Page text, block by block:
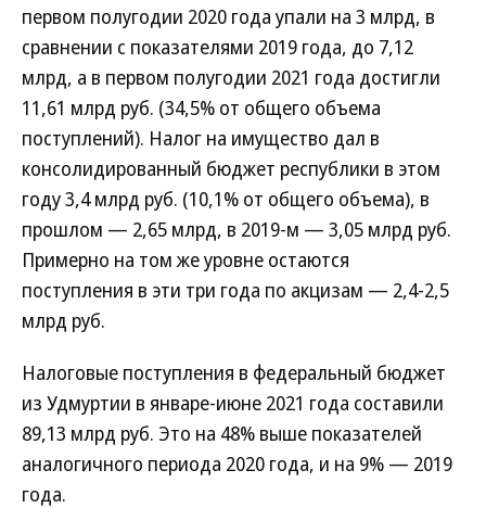
первом полугодии 2020 года упали на 3 млрд, в
сравнении с показателями 2019 года, до 7,12
млрд, а в первом полугодии 2021 года достигли
11,61 млрд руб. (34,5% от общего объема
поступлений). Налог на имущество дал в
консолидированный бюджет республики в этом
году 3,4 млрд руб. (10,1% от общего объема), в
прошлом — 2,65 млрд, в 2019-м — 3,05 млрд руб.
Примерно на том же уровне остаются
поступления в эти три года по акцизам — 2,4-2,5
млрд руб.
Налоговые поступления в федеральный бюджет
из Удмуртии в январе-июне 2021 года составили
89,13 млрд руб. Это на 48% выше показателей
аналогичного периода 2020 года, и на 9% — 2019
года.